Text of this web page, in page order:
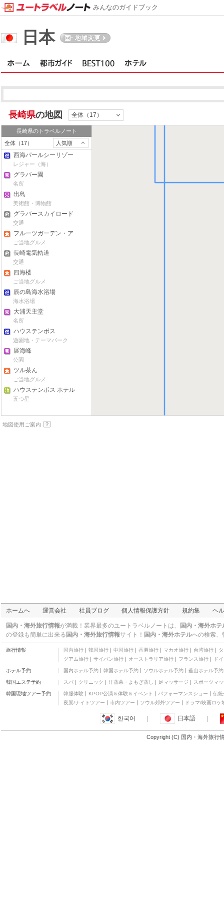
日本
長崎県の地図 全体（17）
長崎県のトラベルノート
全体（17）
人気順
西海パールシーリゾー
ト
レジャー（海）
グラバー園
名所
出島
美術館・博物館
グラバースカイロード
交通
フルーツガーデン・ア
ズタイム 碇商店
ご当地グルメ
長崎電気軌道
交通
四海楼
ご当地グルメ
辰の島海水浴場
海水浴場
大浦天主堂
名所
ハウステンボス
遊園地・テーマパーク
展海峰
公園
ツル茶ん
ご当地グルメ
ハウステンボス ホテル
ヨーロッパ
五つ星
地図使用ご案内
みんなのガイドブック
ホームへ 運営会社 社員ブログ 個人情報保護方針 規約集 ヘ
国内・海外旅行情報が満載！業界最多のユートラベルノートは、
国内・海外ホ
の登録も簡単に出来る 国内・海外旅行情報サイト！ 国内・海外ホテルへの検索、
旅行情報 国内旅行 韓国旅行 中国旅行 香港旅行 マカオ旅行 台湾旅行
グアム旅行
サイパン旅行 オーストラリア旅行 フランス旅行 ド
ホテル予約 国内ホテル予約 韓国ホテル予約 ソウルホテル予約 釜山ホテル予約
韓国エステ予約 スパ クリニック 汗蒸幕・よもぎ蒸し 足マッサージ スポーツマ
韓国現地ツアー予約 韓服体験 KPOP公演＆体験＆イベント パフォーマンスショー
伝統
夜景/ナイトツアー
市内ツアー ソウル郊外ツアー ドラマ/映画ロケ
한국어 日本語
Copyright (C) 国内・海外旅行